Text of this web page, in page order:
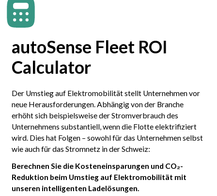
autoSense Fleet ROI
Calculator
Der Umstieg auf Elektromobilität stellt Unternehmen vor
neue Herausforderungen. Abhängig von der Branche
erhöht sich beispielsweise der Stromverbrauch des
Unternehmens substantiell, wenn die Flotte elektrifiziert
wird. Dies hat Folgen – sowohl für das Unternehmen selbst
wie auch für das Stromnetz in der Schweiz:
Berechnen Sie die Kosteneinsparungen und CO₂-
Reduktion beim Umstieg auf Elektromobilität mit
unseren intelligenten Ladelösungen.